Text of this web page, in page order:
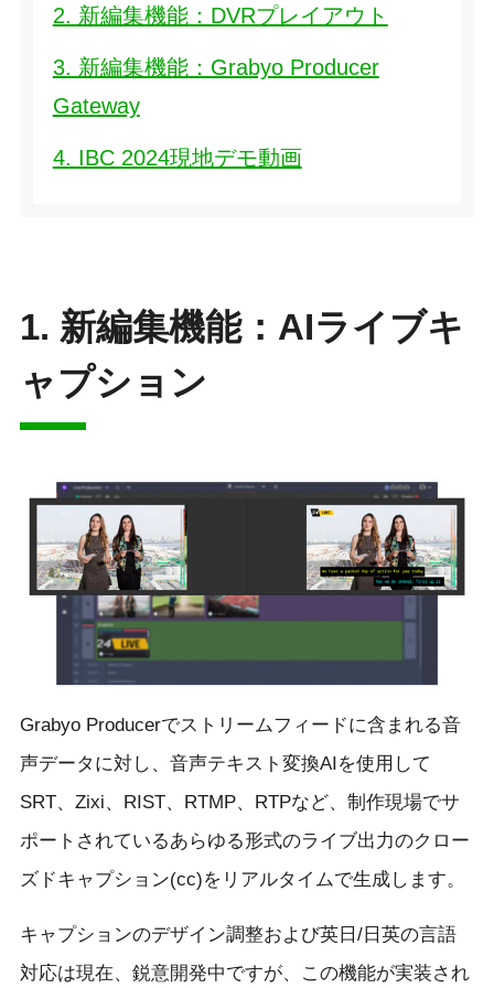
2. 新編集機能：DVRプレイアウト
3. 新編集機能：Grabyo Producer
Gateway
4. IBC 2024現地デモ動画
1. 新編集機能：AIライブキ
ャプション
Grabyo Producerでストリームフィードに含まれる音
声データに対し、音声テキスト変換AIを使用して
SRT、Zixi、RIST、RTMP、RTPなど、制作現場でサ
ポートされているあらゆる形式のライブ出力のクロー
ズドキャプション(cc)をリアルタイムで生成します。
キャプションのデザイン調整および英日/日英の言語
対応は現在、鋭意開発中ですが、この機能が実装され